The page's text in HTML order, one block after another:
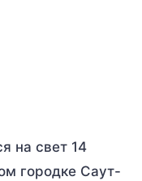
на свет 14
городке Саут-